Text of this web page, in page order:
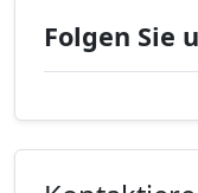
Folgen Sie